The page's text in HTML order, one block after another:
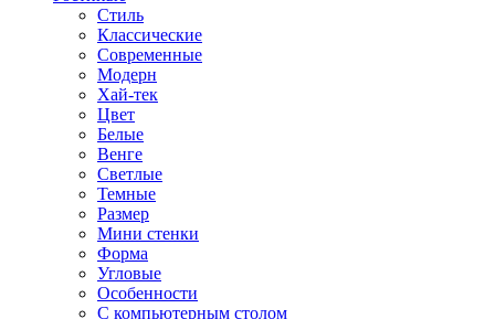
Стиль
Классические
Современные
Модерн
Хай-тек
Цвет
Белые
Венге
Светлые
Темные
Размер
Мини стенки
Форма
Угловые
Особенности
С компьютерным столом